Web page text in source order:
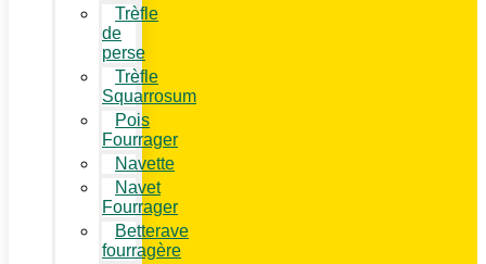
Trèfle
de
perse
Trèfle
Squarrosum
Pois
Fourrager
Navette
Navet
Fourrager
Betterave
fourragère